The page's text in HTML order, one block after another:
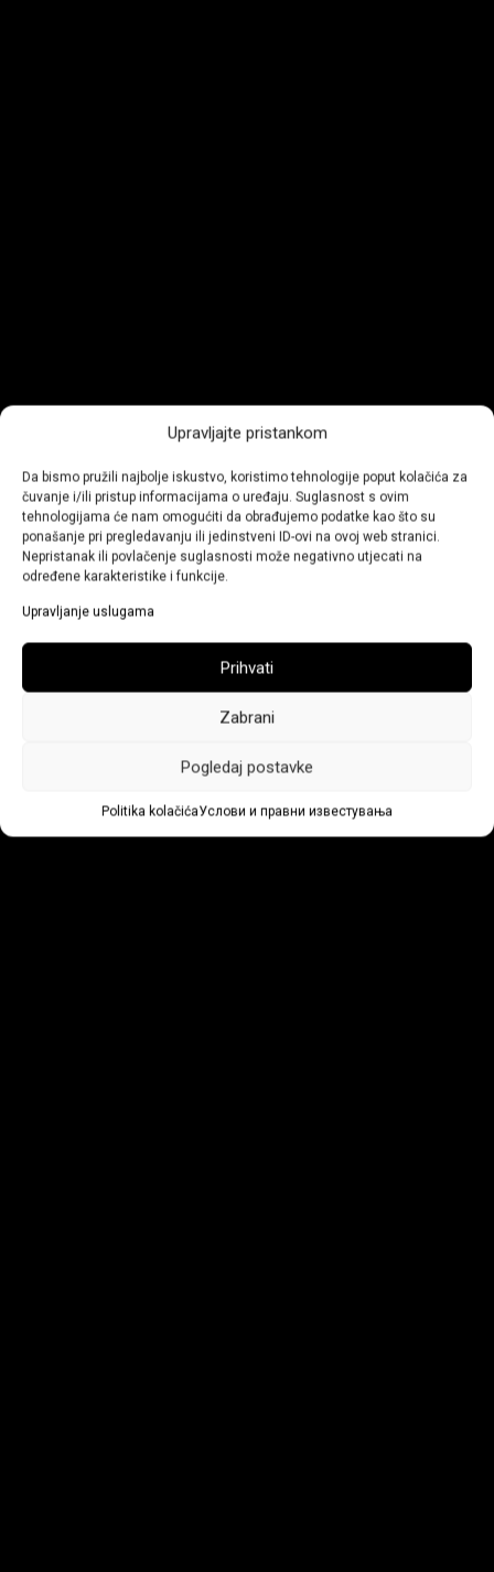
Upravljajte pristankom
Da bismo pružili najbolje iskustvo, koristimo tehnologije poput kolačića za
čuvanje i/ili pristup informacijama o uređaju. Suglasnost s ovim
tehnologijama će nam omogućiti da obrađujemo podatke kao što su
ponašanje pri pregledavanju ili jedinstveni ID-ovi na ovoj web stranici.
Nepristanak ili povlačenje suglasnosti može negativno utjecati na
određene karakteristike i funkcije.
Upravljanje uslugama
Prihvati
Zabrani
Pogledaj postavke
Politika kolačićaУслови и правни известувања